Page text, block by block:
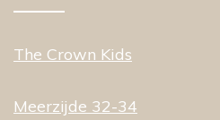
The Crown Kids
Meerzijde 32-34